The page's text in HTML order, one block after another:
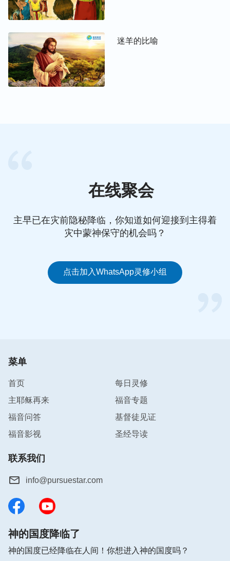
迷羊的比喻
在线聚会
主早已在灾前隐秘降临，你知道如何迎接到主得着
灾中蒙神保守的机会吗？
点击加入WhatsApp灵修小组
菜单
首页
每日灵修
主耶稣再来
福音专题
福音问答
基督徒见证
福音影视
圣经导读
联系我们
info@pursuestar.com
神的国度降临了
神的国度已经降临在人间！你想进入神的国度吗？